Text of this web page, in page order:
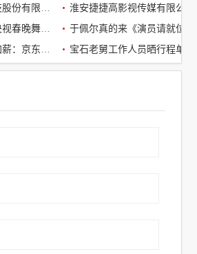
淮安捷捷高影视传媒有限公司